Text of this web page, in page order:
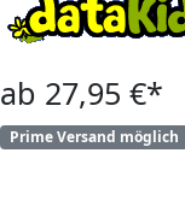
ab 27,95 €*
Prime Versand möglich